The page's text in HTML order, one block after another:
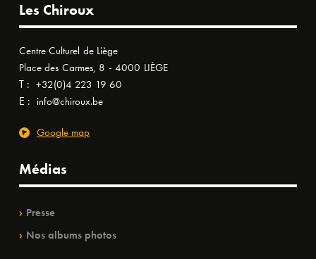
Les Chiroux
Centre Culturel de Liège
Place des Carmes, 8 - 4000 LIÈGE
T : +32(0)4 223 19 60
E : info@chiroux.be
Google map
Médias
Presse
Nos albums photos